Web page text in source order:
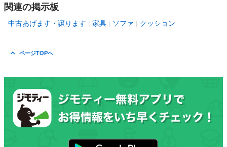
関連の掲示板
中古あげます・譲ります 家具 ソファ クッション
ページTOPへ